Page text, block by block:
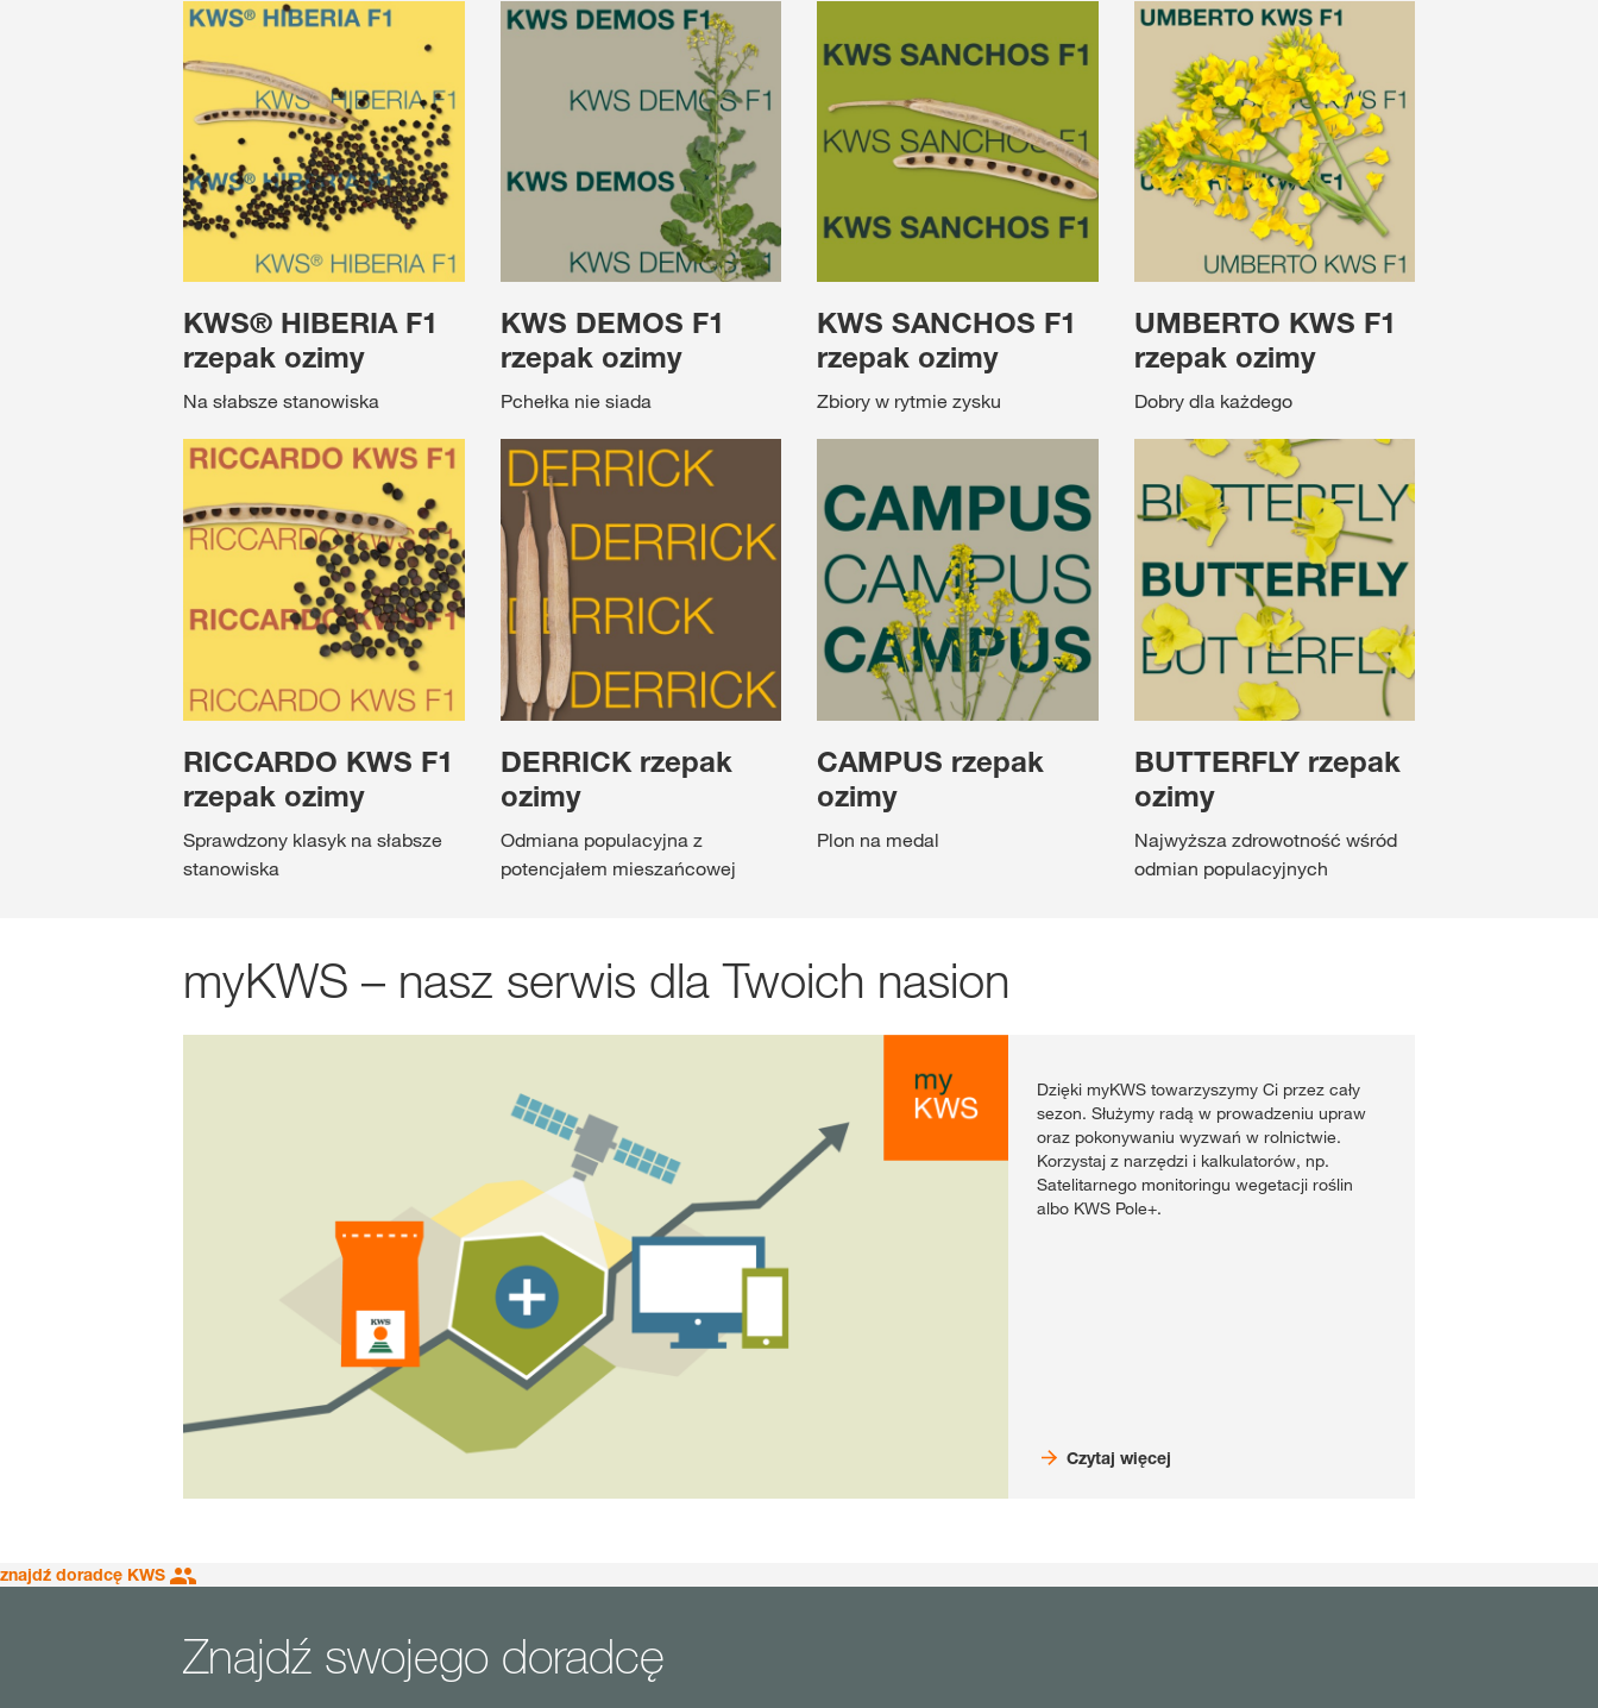
KWS® HIBERIA F1
rzepak ozimy
Na słabsze stanowiska
KWS DEMOS F1
rzepak ozimy
Pchełka nie siada
KWS SANCHOS F1
rzepak ozimy
Zbiory w rytmie zysku
UMBERTO KWS F1
rzepak ozimy
Dobry dla każdego
RICCARDO KWS F1
rzepak ozimy
Sprawdzony klasyk na słabsze
stanowiska
DERRICK rzepak
ozimy
Odmiana populacyjna z
potencjałem mieszańcowej
CAMPUS rzepak
ozimy
Plon na medal
BUTTERFLY rzepak
ozimy
Najwyższa zdrowotność wśród
odmian populacyjnych
myKWS – nasz serwis dla Twoich nasion
Dzięki myKWS towarzyszymy Ci przez cały
sezon. Służymy radą w prowadzeniu upraw
oraz pokonywaniu wyzwań w rolnictwie.
Korzystaj z narzędzi i kalkulatorów, np.
Satelitarnego monitoringu wegetacji roślin
albo KWS Pole+.
Czytaj więcej
znajdź doradcę KWS
Znajdź swojego doradcę